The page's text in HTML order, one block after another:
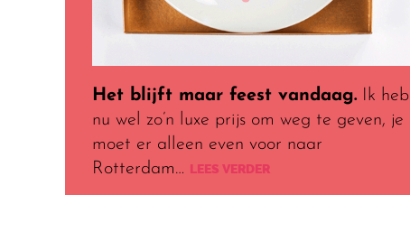
Het blijft maar feest vandaag. Ik heb
nu wel zo’n luxe prijs om weg te geven, je
moet er alleen even voor naar
Rotterdam… LEES VERDER